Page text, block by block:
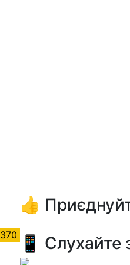
370
👍
📱 Слухайте